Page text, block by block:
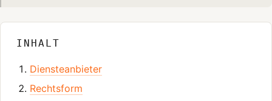
INHALT
Diensteanbieter
Rechtsform